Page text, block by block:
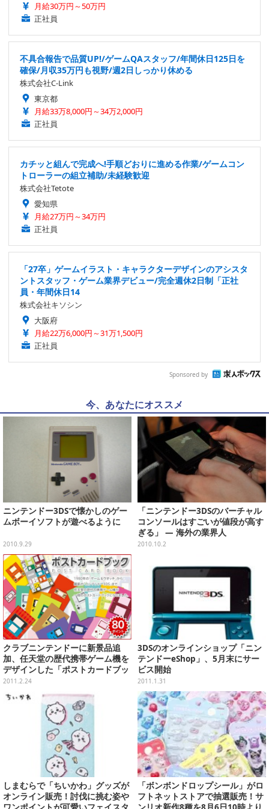
月給30万円～50万円
正社員
不具合報告で品質UP!/ゲームQAスタッフ/年間休日125日を
確保/月収35万円も視野/週2日しっかり休める
株式会社C-Link
東京都
月給33万8,000円～34万2,000円
正社員
カチッと組んで完成へ!手順どおりに進める作業/ゲームコン
トローラーの組立補助/未経験歓迎
株式会社Tetote
愛知県
月給27万円～34万円
正社員
「27卒」ゲームイラスト・キャラクターデザインのアシスタ
ントスタッフ・ゲーム業界デビュー/完全週休2日制「正社
員・年間休日14
株式会社キソシン
大阪府
月給22万6,000円～31万1,500円
正社員
Sponsored by
今、あなたにオススメ
ニンテンドー3DSで懐かしのゲー
ムボーイソフトが遊べるように
2010.9.29
「ニンテンドー3DSのバーチャル
コンソールはすごいが値段が高す
ぎる」 ― 海外の業界人
2010.10.2
クラブニンテンドーに新景品追
加、任天堂の歴代携帯ゲーム機を
デザインした「ポストカードブッ
ク」
2011.2.24
3DSのオンラインショップ「ニン
テンドーeShop」、5月末にサー
ビス開始
2011.1.31
しまむらで「ちいかわ」グッズが
オンライン販売！討伐に挑む姿や
「ボンボンドロップシール」がロ
フトネットストアで抽選販売！サ